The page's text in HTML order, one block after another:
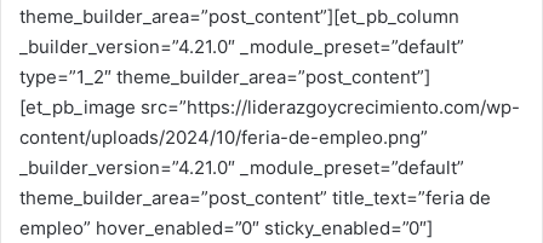
theme_builder_area=”post_content”][et_pb_column
_builder_version=”4.21.0″ _module_preset=”default”
type=”1_2″ theme_builder_area=”post_content”]
[et_pb_image src=”https://liderazgoycrecimiento.com/wp-
content/uploads/2024/10/feria-de-empleo.png”
_builder_version=”4.21.0″ _module_preset=”default”
theme_builder_area=”post_content” title_text=”feria de
empleo” hover_enabled=”0″ sticky_enabled=”0″]